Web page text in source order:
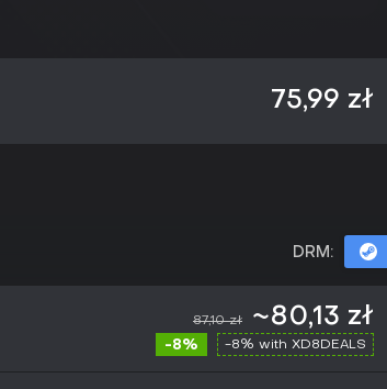
75,99 zł
DRM:
87,10 zł ~80,13 zł
-8% -8% with XD8DEALS